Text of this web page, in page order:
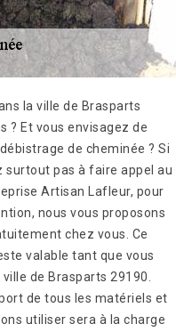
la ville de Brasparts
? Et vous envisagez de
de cheminée ? Si
surtout pas à faire appel au
Artisan Lafleur, pour
nous vous proposons
chez vous. Ce
valable tant que vous
de Brasparts 29190.
de tous les matériels et
utiliser sera à la charge